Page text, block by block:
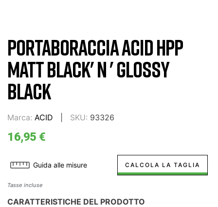
PORTABORACCIA ACID HPP
MATT BLACK' N ' GLOSSY
BLACK
Marca: ACID SKU: 93326
16,95 €
Guida alle misure CALCOLA LA TAGLIA
Tasse incluse
CARATTERISTICHE DEL PRODOTTO